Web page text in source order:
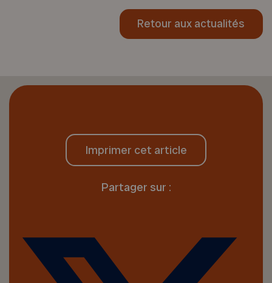
Retour aux actualités
Imprimer cet article
Partager sur :